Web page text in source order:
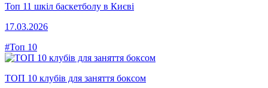
Топ 11 шкіл баскетболу в Києві
17.03.2026
#Топ 10
ТОП 10 клубів для заняття боксом